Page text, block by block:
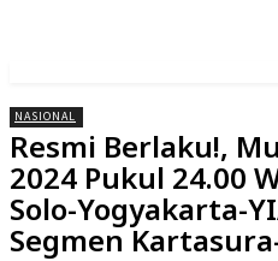
NASIONAL
Resmi Berlaku!,
2024 Pukul 24.00
Solo-Yogyakarta-
Segmen